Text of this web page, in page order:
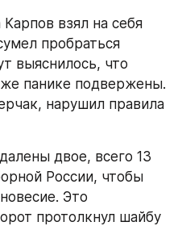
взял на себя
пробраться
выяснилось, что
панике подвержены.
нарушил правила
двое, всего 13
России, чтобы
Это
протолкнул шайбу